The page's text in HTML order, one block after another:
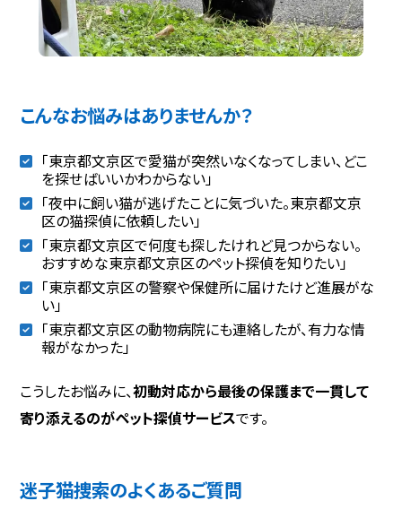
こんなお悩みはありませんか？
「東京都文京区で愛猫が突然いなくなってしまい、どこ
を探せばいいかわからない」
「夜中に飼い猫が逃げたことに気づいた。東京都文京
区の猫探偵に依頼したい」
「東京都文京区で何度も探したけれど見つからない。
おすすめな東京都文京区のペット探偵を知りたい」
「東京都文京区の警察や保健所に届けたけど進展がな
い」
「東京都文京区の動物病院にも連絡したが、有力な情
報がなかった」
こうしたお悩みに、初動対応から最後の保護まで一貫して
寄り添えるのがペット探偵サービスです。
迷子猫捜索のよくあるご質問